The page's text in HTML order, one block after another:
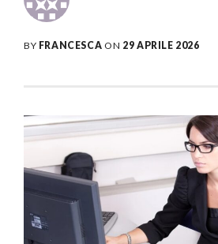
BY FRANCESCA ON 29 APRILE 2026